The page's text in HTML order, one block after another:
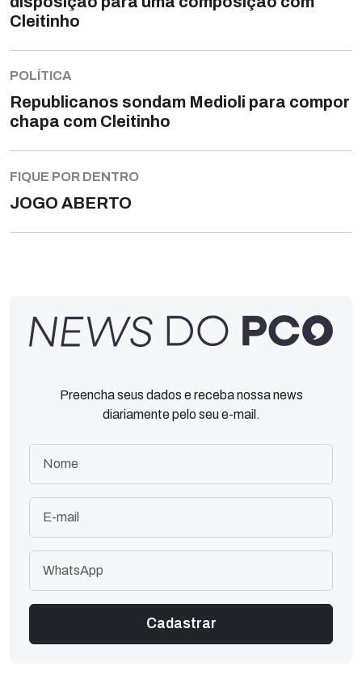
Cleitinho
POLÍTICA
Republicanos sondam Medioli para compor
chapa com Cleitinho
FIQUE POR DENTRO
JOGO ABERTO
Preencha seus dados e receba nossa news
diariamente pelo seu e-mail.